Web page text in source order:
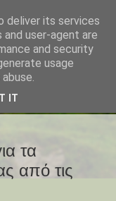
τα
από τις
deliver its services
user-agent are
and security
usage
IT